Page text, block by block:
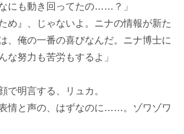
にも動き回ってたの……？」
め』、じゃないよ。ニナの情報が新た
、俺の一番の喜びなんだ。ニナ博士に
な努力も苦労もするよ」
明言する、リュカ。
情と声の、はずなのに……。ゾワゾワ